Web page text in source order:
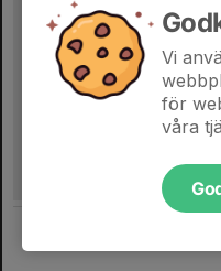
Vi
för
våra